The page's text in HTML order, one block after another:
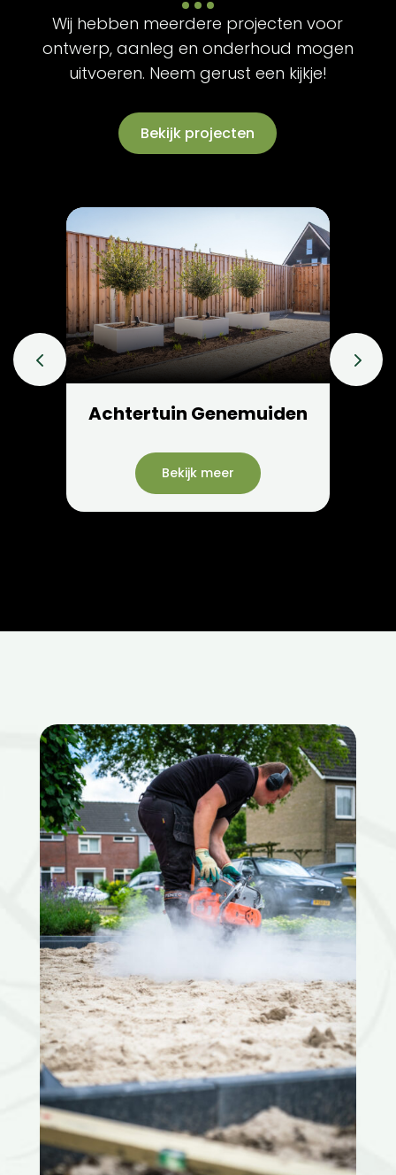
Wij hebben meerdere projecten voor
ontwerp, aanleg en onderhoud mogen
uitvoeren. Neem gerust een kijkje!
Bekijk projecten
Achtertuin Genemuiden
Bekijk meer